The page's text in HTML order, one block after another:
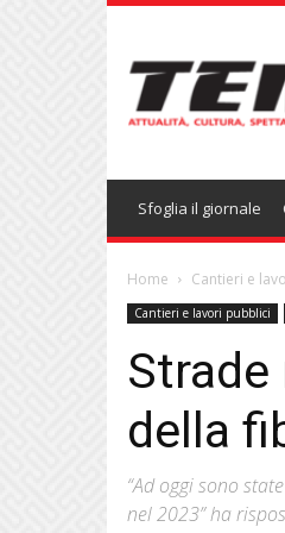
Sfoglia il giornale
Home Cantieri e
Cantieri e lavori pubblici
della
“Ad oggi sono
nel 2023” ha